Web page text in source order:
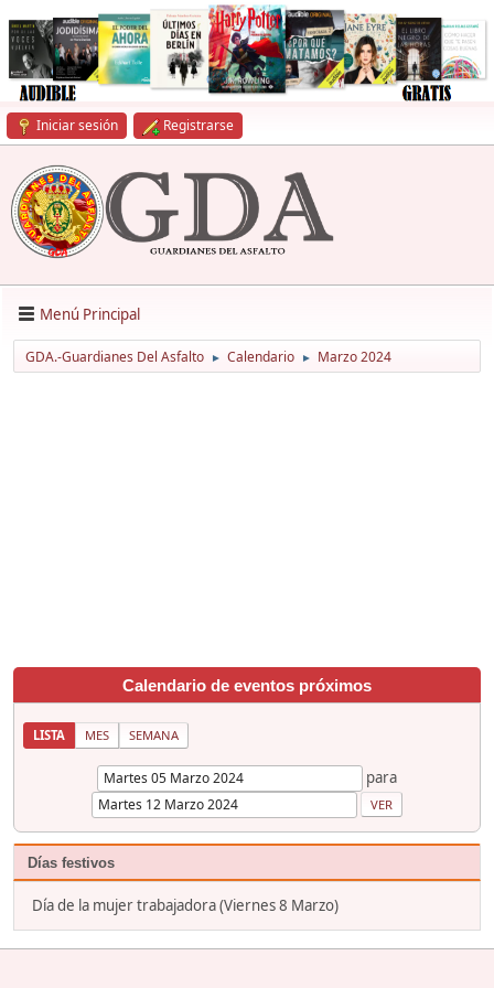
Iniciar sesión Registrarse
Menú Principal
GDA.-Guardianes Del Asfalto ► Calendario ► Marzo 2024
Calendario de eventos próximos
LISTA MES SEMANA
para
Días festivos
Día de la mujer trabajadora (Viernes 8 Marzo)